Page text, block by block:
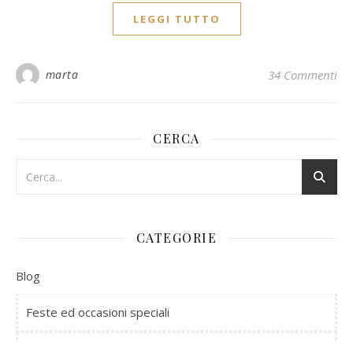
LEGGI TUTTO
marta 34 Commenti
CERCA
CATEGORIE
Blog
Feste ed occasioni speciali